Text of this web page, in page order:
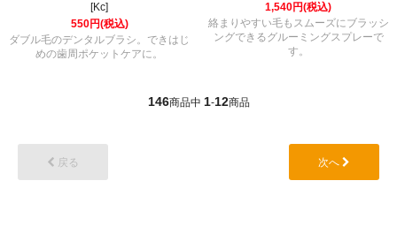
[Kc]
550円(税込)
ダブル毛のデンタルブラシ。できはじ
めの歯周ポケットケアに。
1,540円(税込)
絡まりやすい毛もスムーズにブラッシ
ングできるグルーミングスプレーで
す。
146商品中 1-12商品
戻る 次へ